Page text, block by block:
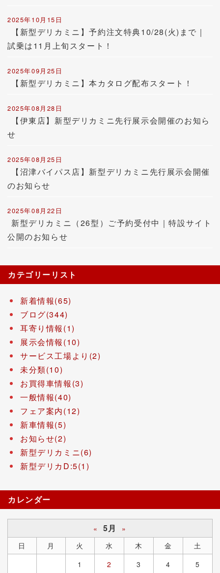
2025年10月15日
【新型デリカミニ】予約注文特典10/28(火)まで｜
試乗は11月上旬スタート！
2025年09月25日
【新型デリカミニ】本カタログ配布スタート！
2025年08月28日
【伊東店】新型デリカミニ先行展示会開催のお知ら
せ
2025年08月25日
【沼津バイパス店】新型デリカミニ先行展示会開催
のお知らせ
2025年08月22日
新型デリカミニ（26型）ご予約受付中｜特設サイト
公開のお知らせ
カテゴリーリスト
新着情報(65)
ブログ(344)
耳寄り情報(1)
展示会情報(10)
サービス工場より(2)
未分類(10)
お買得車情報(3)
一般情報(40)
フェア案内(12)
新車情報(5)
お知らせ(2)
新型デリカミニ(6)
新型デリカD:5(1)
カレンダー
« 5月
»
日
月 火 水 木 金
土
1
2 3 4 5